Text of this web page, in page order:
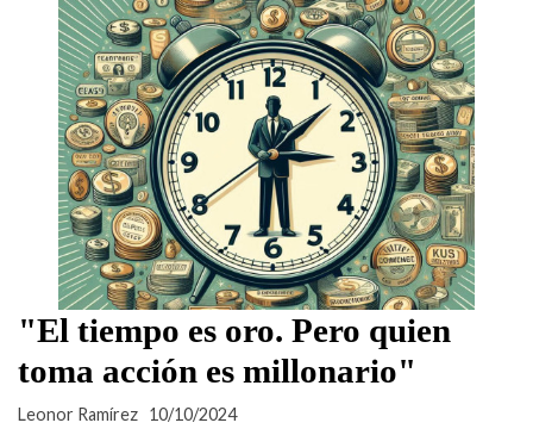
"El tiempo es oro. Pero quien
toma acción es millonario"
Leonor Ramírez 10/10/2024